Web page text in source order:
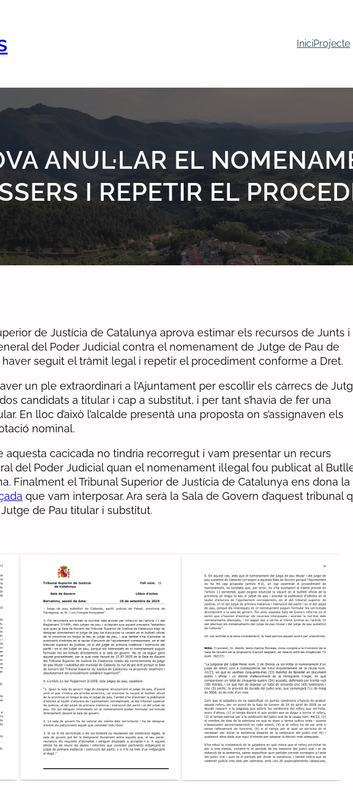
IniciProjecte
ANUL·LAR EL
I REPETIR EL
de Justícia de Catalunya aprova estimar els recursos de Junts i
del Poder Judicial contra el nomenament de Jutge de Pau de
seguit el tràmit legal i repetir el procediment conforme a Dret.
un ple extraordinari a l’Ajuntament per escollir els càrrecs de
candidats a titular i cap a substitut, i per tant s’havia de fer una
En lloc d’això l’alcalde presentà una proposta on s’assignaven els
nominal.
aquesta cacicada no tindria recorregut i vam presentar un recurs
del Poder Judicial quan el nomenament il·legal fou publicat al
Finalment el Tribunal Superior de Justícia de Catalunya ens dona la
que vam interposar. Ara serà la Sala de Govern d’aquest tribunal
de Pau titular i substitut.